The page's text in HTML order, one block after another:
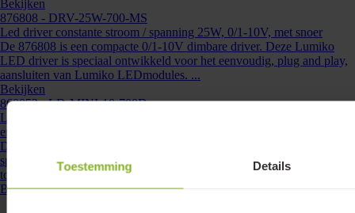
Toestemming Details
Bekijken
876808 - DRV-25W-700-MS
Led driver constante stroom / spanning 25W, 0/1-10V, met snoer
De 876808 is een compacte 0/1-10V dimbare driver. Deze Lumiko
LED driver is speciaal ontwikkeld voor het eenvoudig, plug and play,
aansluiten van Lumiko LEDmodules. ...
Bekijken
860052- LD-MINI-10-700D
Lumiko mini led driver dimbaar 10W-350mA met externe aansluitbox
en dubbelvoudige plug and play connectorbox | 860052
Dimbare minidriver voor het snel en eenvoudig aansluiten van Lumiko
spots. Door het kleine formaat van deze driver is deze vrijwel overal
toepasbaar. De driver past ...
Bekijken